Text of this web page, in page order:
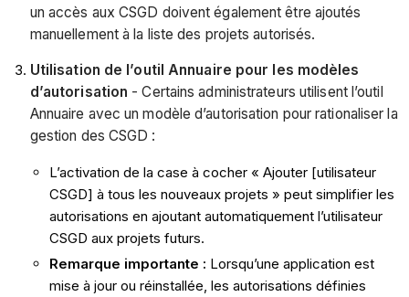
un accès aux CSGD doivent également être ajoutés
manuellement à la liste des projets autorisés.
Utilisation de l’outil Annuaire pour les modèles
d’autorisation - Certains administrateurs utilisent l’outil
Annuaire avec un modèle d’autorisation pour rationaliser la
gestion des CSGD :
L’activation de la case à cocher « Ajouter [utilisateur
CSGD] à tous les nouveaux projets » peut simplifier les
autorisations en ajoutant automatiquement l’utilisateur
CSGD aux projets futurs.
Remarque importante : Lorsqu’une application est
mise à jour ou réinstallée, les autorisations définies